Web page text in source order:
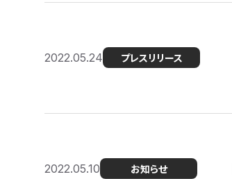
2022.05.24 プレスリリース
2022.05.10 お知らせ